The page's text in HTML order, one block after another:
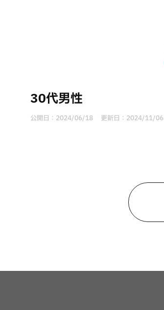
30代男性
公開日： 2024/06/18 更新日： 2024/11/06